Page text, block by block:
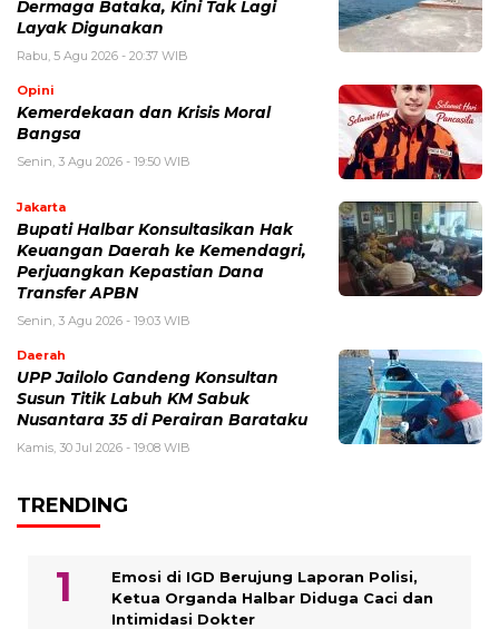
Dermaga Bataka, Kini Tak Lagi
Layak Digunakan
Rabu, 5 Agu 2026 - 20:37 WIB
Opini
Kemerdekaan dan Krisis Moral
Bangsa
Senin, 3 Agu 2026 - 19:50 WIB
Jakarta
Bupati Halbar Konsultasikan Hak
Keuangan Daerah ke Kemendagri,
Perjuangkan Kepastian Dana
Transfer APBN
Senin, 3 Agu 2026 - 19:03 WIB
Daerah
UPP Jailolo Gandeng Konsultan
Susun Titik Labuh KM Sabuk
Nusantara 35 di Perairan Barataku
Kamis, 30 Jul 2026 - 19:08 WIB
TRENDING
Emosi di IGD Berujung Laporan Polisi,
Ketua Organda Halbar Diduga Caci dan
Intimidasi Dokter